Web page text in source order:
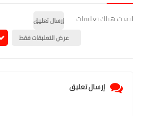
ليست هناك تعليقات
إرسال تعليق
عرض التعليقات فقط
إرسال تعليق